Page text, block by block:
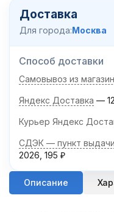
Доставка
Для города:Москва
Способ доставки
Самовывоз из
Яндекс Доставка
Курьер Яндекс
СДЭК — пункт выдачи
2026 195 ₽
Описание